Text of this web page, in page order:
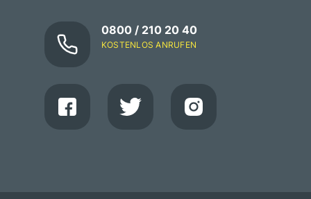
0800 / 210 20 40
KOSTENLOS ANRUFEN